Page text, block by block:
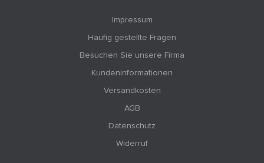
Impressum
Häufig gestellte Fragen
Besuchen Sie unsere Firma
Kundeninformationen
Versandkosten
AGB
Datenschutz
Widerruf